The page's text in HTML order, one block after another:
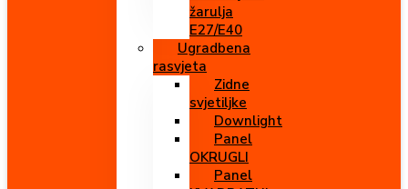
žarulja
E27/E40
Ugradbena
rasvjeta
Zidne
svjetiljke
Downlight
Panel
OKRUGLI
Panel